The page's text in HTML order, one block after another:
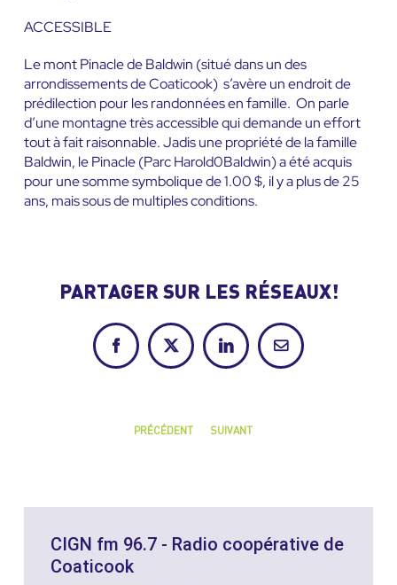
ACCESSIBLE
Le mont Pinacle de Baldwin (situé dans un des
arrondissements de Coaticook) s’avère un endroit de
prédilection pour les randonnées en famille. On parle
d’une montagne très accessible qui demande un effort
tout à fait raisonnable. Jadis une propriété de la famille
Baldwin, le Pinacle (Parc Harold0Baldwin) a été acquis
pour une somme symbolique de 1.00 $, il y a plus de 25
ans, mais sous de multiples conditions.
PARTAGER SUR LES RÉSEAUX!
FacebookX LinkedInCourriel
PRÉCÉDENT SUIVANT
CIGN fm 96.7 - Radio coopérative de
Coaticook